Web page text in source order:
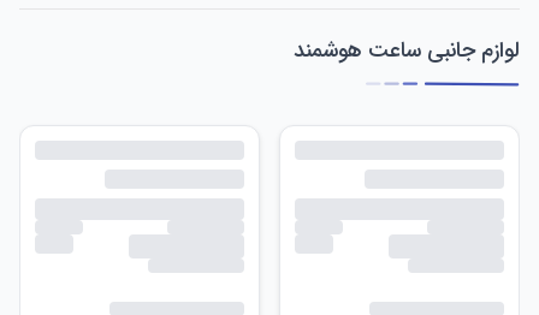
لوازم جانبی ساعت هوشمند